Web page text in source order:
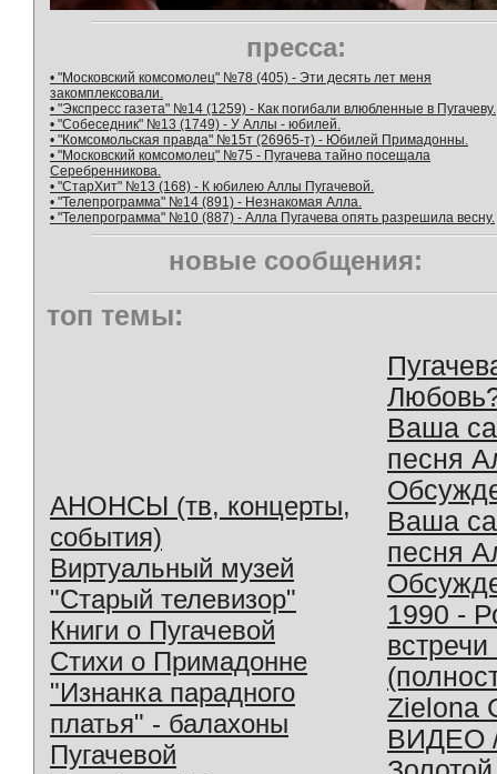
пресса:
• "Московский комсомолец" №78 (405) - Эти десять лет меня
закомплексовали.
• "Экспресс газета" №14 (1259) - Как погибали влюбленные в Пугачеву.
• "Собеседник" №13 (1749) - У Аллы - юбилей.
• "Комсомольская правда" №15т (26965-т) - Юбилей Примадонны.
• "Московский комсомолец" №75 - Пугачева тайно посещала
Серебренникова.
• "СтарХит" №13 (168) - К юбилею Аллы Пугачевой.
• "Телепрограмма" №14 (891) - Незнакомая Алла.
• "Телепрограмма" №10 (887) - Алла Пугачева опять разрешила весну.
новые сообщения:
топ темы:
АНОНСЫ (тв, концерты,
события)
Виртуальный музей
"Старый телевизор"
Книги о Пугачевой
Стихи о Примадонне
"Изнанка парадного
платья" - балахоны
Пугачевой
Ваша
песня
Ваша
песня
1990 -
Zielona
ВИДЕО